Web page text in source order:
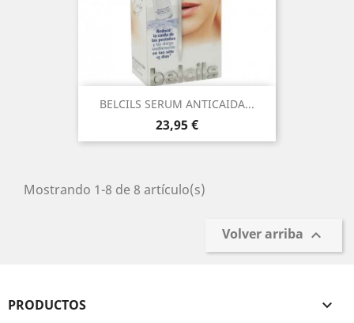
BELCILS SERUM ANTICAIDA...
Precio
23,95 €
Mostrando 1-8 de 8 artículo(s)
Volver arriba 
PRODUCTOS 